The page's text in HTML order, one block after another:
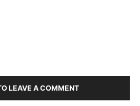
LEAVE A COMMENT